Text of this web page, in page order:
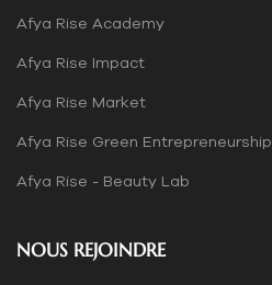
Afya Rise Academy
Afya Rise Impact
Afya Rise Market
Afya Rise Green Entrepreneurship
Afya Rise - Beauty Lab
NOUS REJOINDRE